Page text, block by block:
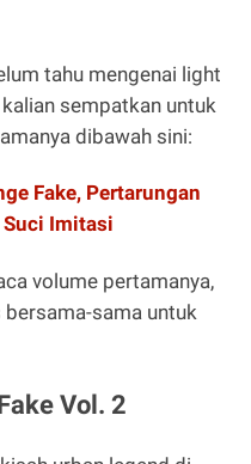
tahu mengenai light
sempatkan untuk
dibawah sini:
Fake, Pertarungan
Suci Imitasi
volume pertamanya,
sama untuk
Vol. 2